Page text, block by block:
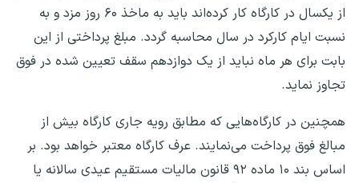
از یکسال در کارگاه کار کرده‌اند باید به ماخذ ۶۰ روز مزد و به
نسبت ایام کارکرد در سال محاسبه گردد. مبلغ پرداختی از این
بابت برای هر ماه نباید از یک دوازدهم سقف تعیین شده در فوق
تجاوز نماید.
همچنین در کارگاه‌هایی که مطابق رویه جاری کارگاه بیش از
مبالغ فوق پرداخت می‌نمایند. عرف کارگاه معتبر خواهد بود. بر
اساس بند ۱۰ ماده ۹۲ قانون مالیات مستقیم عیدی سالانه یا